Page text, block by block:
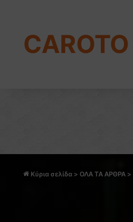
CAROTO
Κύρια σελίδα > ΟΛΑ ΤΑ ΑΡΘΡΑ >